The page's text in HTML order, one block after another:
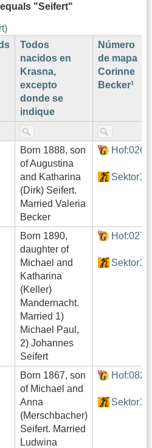
"Seifert"
Todos
nacidos en
Krasna,
excepto
donde se
indique
Número
de mapa
Corinne
Becker¹
Born 1888, son
of Augustina
and Katharina
(Dirk) Seifert.
Married Valeria
Becker
Hof:026
Sektor1
Born 1890,
daughter of
Michael and
Katharina
(Keller)
Mandernacht.
Married 1)
Michael Paul,
2) Johannes
Seifert
Hof:027
Sektor1
Born 1867, son
of Michael and
Anna
(Merschbacher)
Seifert. Married
Ludwina
Hof:082
Sektor1